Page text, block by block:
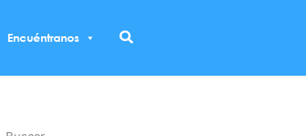
Encuéntranos Buscar